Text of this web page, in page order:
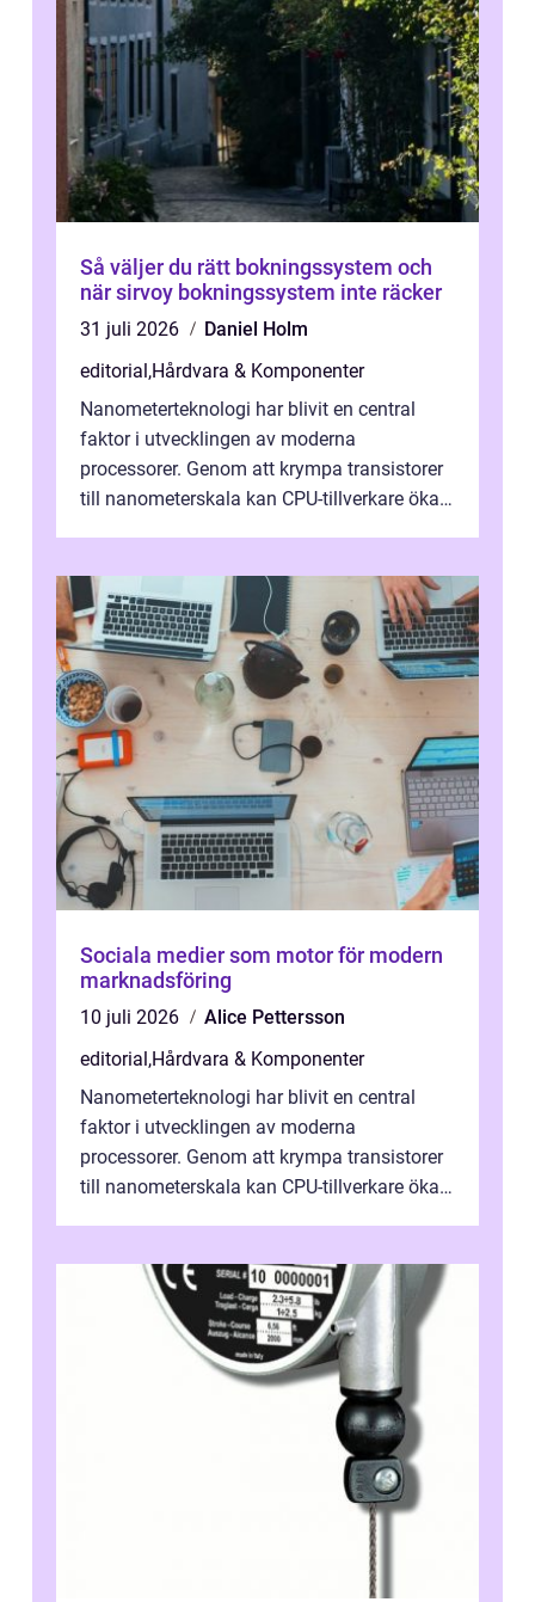
Så väljer du rätt bokningssystem och
när sirvoy bokningssystem inte räcker
31 juli 2026
Daniel Holm
editorial ,Hårdvara & Komponenter
Nanometerteknologi har blivit en central
faktor i utvecklingen av moderna
processorer. Genom att krympa transistorer
till nanometerskala kan CPU-tillverkare öka
Sociala medier som motor för modern
marknadsföring
10 juli 2026
Alice Pettersson
editorial ,Hårdvara & Komponenter
Nanometerteknologi har blivit en central
faktor i utvecklingen av moderna
processorer. Genom att krympa transistorer
till nanometerskala kan CPU-tillverkare öka